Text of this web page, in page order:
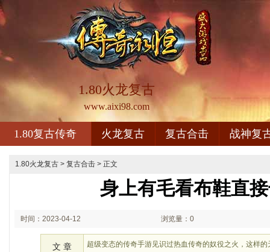
1.80火龙复古
www.aixi98.com
1.80复古传奇 火龙复古 复古合击 战神复
1.80火龙复古 > 复古合击 > 正文
身上有毛看布鞋直
时间：2023-04-12 浏览量：0
文 章
超级变态的传奇手游见识过热血传奇的奴役之火，这样